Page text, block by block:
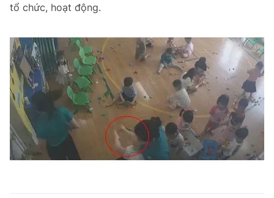
tổ chức, hoạt động.